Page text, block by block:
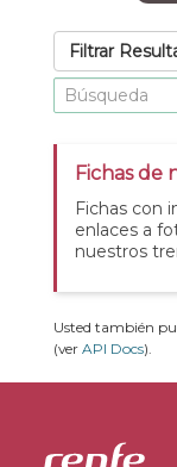
Filtrar
Fichas de
Fichas con
enlaces a
nuestros
Usted también
(ver API Docs).